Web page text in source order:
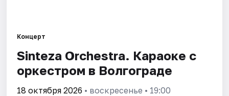
Концерт
Sinteza Orchestra. Караоке с
оркестром в Волгограде
18 октября 2026 • воскресенье • 19:00